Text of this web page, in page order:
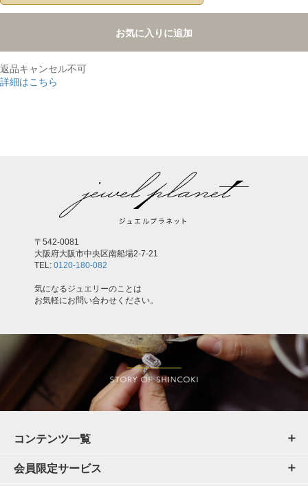
お気に入りに追加
返品キャンセル不可
詳細はこちら
〒542-0081
大阪府大阪市中央区南船場2-7-21
TEL: 0120-180-082
気になるジュエリーのことは
お気軽にお問い合わせください。
コンテンツ一覧
会員限定サービス